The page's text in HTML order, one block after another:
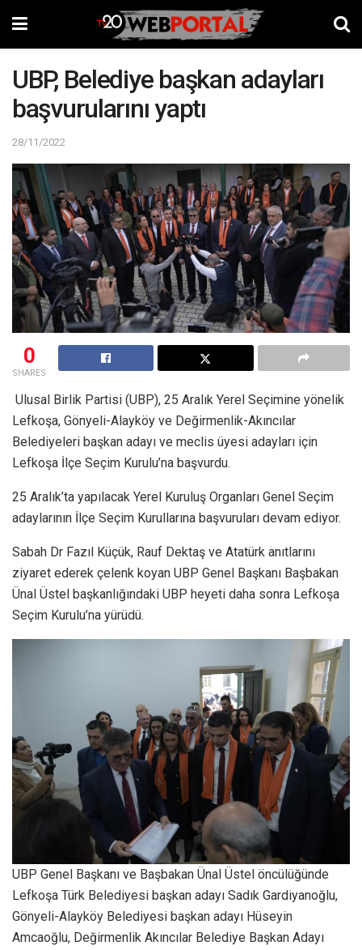
UBP, Belediye başkan adayları
başvurularını yaptı
28/11/2022
0
SHARES
Ulusal Birlik Partisi (UBP), 25 Aralık Yerel Seçimine yönelik
Lefkoşa, Gönyeli-Alayköy ve Değirmenlik-Akıncılar
Belediyeleri başkan adayı ve meclis üyesi adayları için
Lefkoşa İlçe Seçim Kurulu’na başvurdu.
25 Aralık’ta yapılacak Yerel Kuruluş Organları Genel Seçim
adaylarının İlçe Seçim Kurullarına başvuruları devam ediyor.
Sabah Dr Fazıl Küçük, Rauf Dektaş ve Atatürk anıtlarını
ziyaret ederek çelenk koyan UBP Genel Başkanı Başbakan
Ünal Üstel başkanlığındaki UBP heyeti daha sonra Lefkoşa
Seçim Kurulu’na yürüdü.
UBP Genel Başkanı ve Başbakan Ünal Üstel öncülüğünde
Lefkoşa Türk Belediyesi başkan adayı Sadık Gardiyanoğlu,
Gönyeli-Alayköy Belediyesi başkan adayı Hüseyin
Amcaoğlu, Değirmenlik Akıncılar Belediye Başkan Adayı